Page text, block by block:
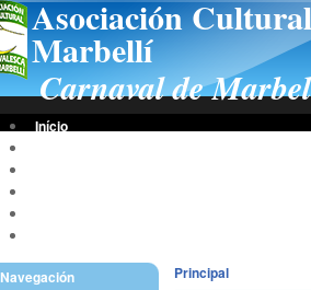
Asociación
Marbellí
Carnaval de
Início
Navegación Principal